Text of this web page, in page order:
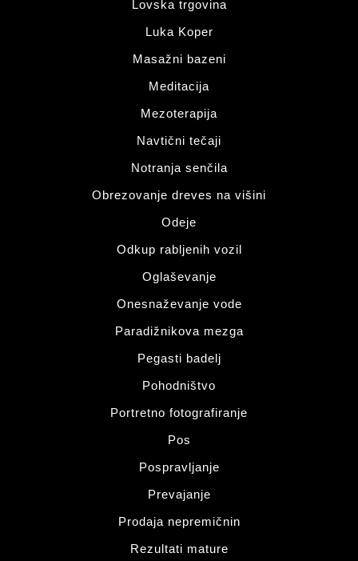
Lovska trgovina
Luka Koper
Masažni bazeni
Meditacija
Mezoterapija
Navtični tečaji
Notranja senčila
Obrezovanje dreves na višini
Odeje
Odkup rabljenih vozil
Oglaševanje
Onesnaževanje vode
Paradižnikova mezga
Pegasti badelj
Pohodništvo
Portretno fotografiranje
Pos
Pospravljanje
Prevajanje
Prodaja nepremičnin
Rezultati mature